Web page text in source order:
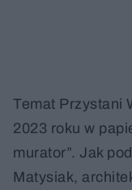
Temat Przystani
2023 roku w
murator”. Jak
Matysiak,